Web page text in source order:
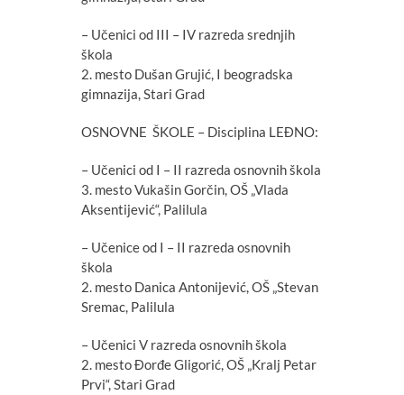
– Učenici od III – IV razreda srednjih
škola
2. mesto Dušan Grujić, I beogradska
gimnazija, Stari Grad
OSNOVNE ŠKOLE – Disciplina LEĐNO:
– Učenici od I – II razreda osnovnih škola
3. mesto Vukašin Gorčin, OŠ „Vlada
Aksentijević“, Palilula
– Učenice od I – II razreda osnovnih
škola
2. mesto Danica Antonijević, OŠ „Stevan
Sremac, Palilula
– Učenici V razreda osnovnih škola
2. mesto Đorđe Gligorić, OŠ „Kralj Petar
Prvi“, Stari Grad